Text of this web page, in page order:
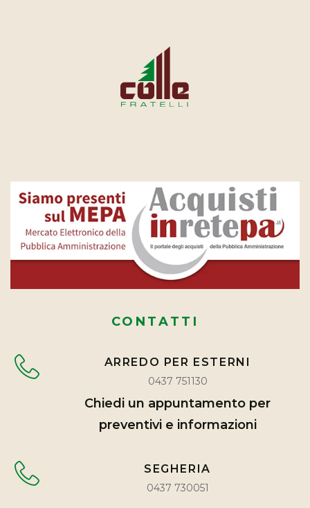
CONTATTI
ARREDO PER ESTERNI
0437 751130
Chiedi un appuntamento per
preventivi e informazioni
SEGHERIA
0437 730051